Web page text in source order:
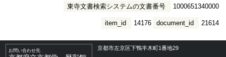
東寺文書検索システムの文書番号 1000651340000
document_id 21614
item_id 14176
お問い合わせ先 京都市左京区下鴨半木町1番地29